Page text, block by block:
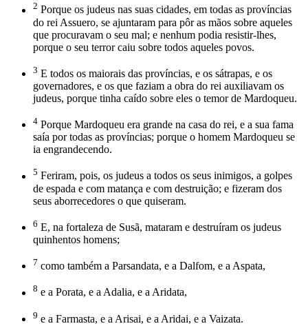
2 Porque os judeus nas suas cidades, em todas as províncias
do rei Assuero, se ajuntaram para pôr as mãos sobre aqueles
que procuravam o seu mal; e nenhum podia resistir-lhes,
porque o seu terror caiu sobre todos aqueles povos.
3 E todos os maiorais das províncias, e os sátrapas, e os
governadores, e os que faziam a obra do rei auxiliavam os
judeus, porque tinha caído sobre eles o temor de Mardoqueu.
4 Porque Mardoqueu era grande na casa do rei, e a sua fama
saía por todas as províncias; porque o homem Mardoqueu se
ia engrandecendo.
5 Feriram, pois, os judeus a todos os seus inimigos, a golpes
de espada e com matança e com destruição; e fizeram dos
seus aborrecedores o que quiseram.
6 E, na fortaleza de Susã, mataram e destruíram os judeus
quinhentos homens;
7 como também a Parsandata, e a Dalfom, e a Aspata,
8 e a Porata, e a Adalia, e a Aridata,
9 e a Farmasta, e a Arisai, e a Aridai, e a Vaizata.